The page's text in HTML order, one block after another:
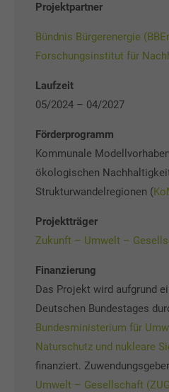
Projektpartner
Bündnis Bürgerenergie
Forschungsinstitut für
Laufzeit
05/2024 – 04/2027
Förderprogramm
Kommunale
ökologischen
Strukturwandelregionen (
Projektträger
Zukunft – Umwelt –
Finanzierung
Das Projekt wird aufgrund
Deutschen Bundestages
Bundesministerium für
Naturschutz und nukleare
finanziert.
Umwelt – Gesellschaft